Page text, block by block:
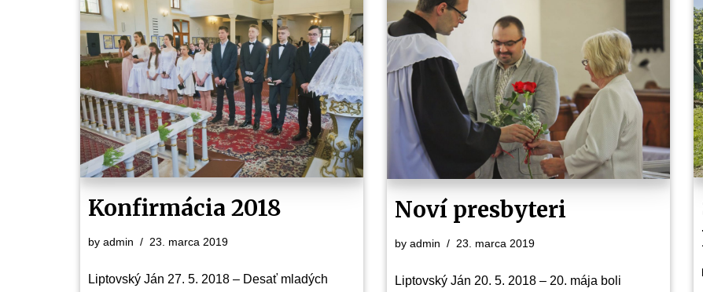
Konfirmácia 2018
by admin 23. marca 2019
Liptovský Ján 27. 5. 2018 – Desať mladých
Noví presbyteri
by admin 23. marca 2019
Liptovský Ján 20. 5. 2018 – 20. mája boli